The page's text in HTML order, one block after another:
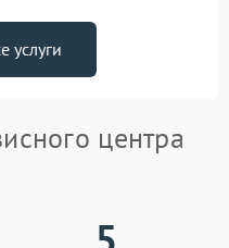
услуги
центра